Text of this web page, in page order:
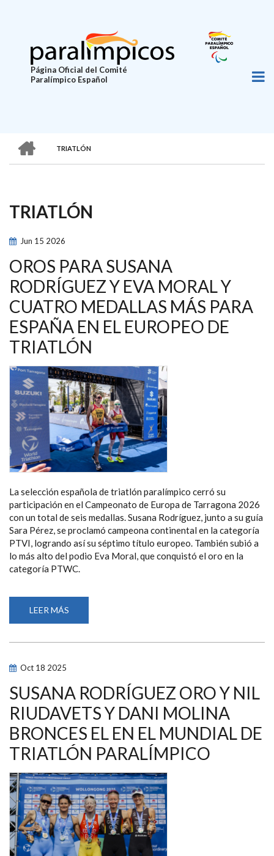
principal
Página Oficial del Comité
Paralímpico Español
SOBRESCRIBIR
DE
AYUDA
A
LA
NAVEGACIÓN
TRIATLÓN
TRIATLÓN
Jun 15 2026
OROS PARA SUSANA
RODRÍGUEZ Y EVA MORAL Y
CUATRO MEDALLAS MÁS PARA
ESPAÑA EN EL EUROPEO DE
TRIATLÓN
La selección española de triatlón paralímpico cerró su
participación en el Campeonato de Europa de Tarragona 2026
con un total de seis medallas. Susana Rodríguez, junto a su guía
Sara Pérez, se proclamó campeona continental en la categoría
PTVI, logrando así su séptimo título europeo. También subió a
lo más alto del podio Eva Moral, que conquistó el oro en la
categoría PTWC.
LEER MÁS
PARA
RODRÍGUEZ
CUATRO
MEDALLAS
PARA
ESPAÑA
EN
EL
EUROPEO
DE
Oct 18 2025
SUSANA RODRÍGUEZ ORO Y NIL
RIUDAVETS Y DANI MOLINA
BRONCES EL EN EL MUNDIAL DE
TRIATLÓN PARALÍMPICO